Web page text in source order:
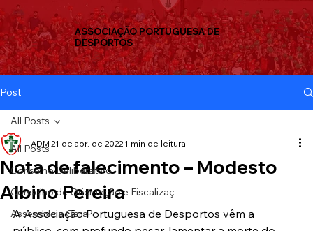
ASSOCIAÇÃO PORTUGUESA DE
DESPORTOS
Post
All Posts
Conselho Deliberativo
Conselho de Orientação e Fiscalizaç
Assembleia Geral
All Posts
Nota de falecimento – Modesto
Albino Pereira
ADM 21 de abr. de 2022 1 min de leitura
A Associação Portuguesa de Desportos vêm a